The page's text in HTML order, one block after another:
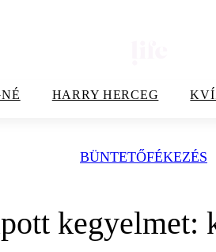
HARRY HERCEG
BÜNTETŐFÉKEZÉS
kegyelmet: